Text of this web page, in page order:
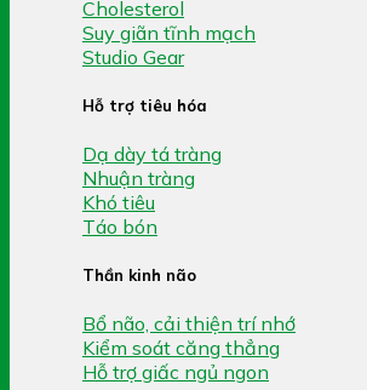
Cholesterol
Suy giãn tĩnh mạch
Studio Gear
Hỗ trợ tiêu hóa
Dạ dày tá tràng
Nhuận tràng
Khó tiêu
Táo bón
Thần kinh não
Bổ não, cải thiện trí nhớ
Kiểm soát căng thẳng
Hỗ trợ giấc ngủ ngon